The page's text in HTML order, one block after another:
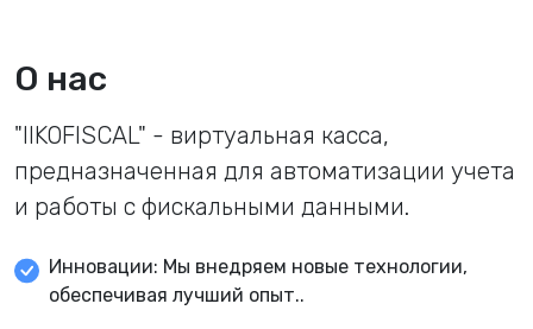
О нас
"IIKOFISCAL" - виртуальная касса,
предназначенная для автоматизации учета
и работы с фискальными данными.
Инновации: Мы внедряем новые технологии,
обеспечивая лучший опыт..